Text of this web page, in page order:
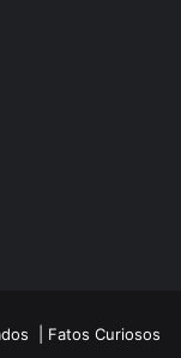
| Fatos Curiosos